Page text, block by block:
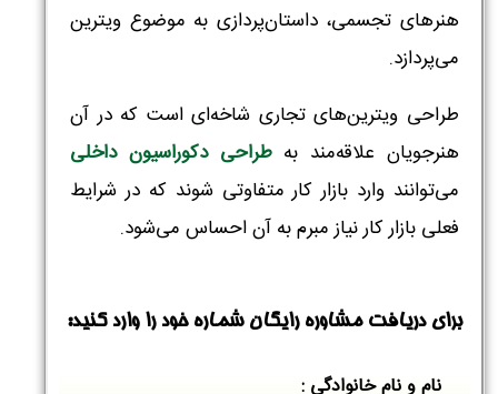
هنرهای تجسمی، داستان‌پردازی به موضوع ویترین
می‌پردازد.
طراحی ویترین‌های تجاری شاخه‌ای است که در آن
هنرجویان علاقه‌مند بهطراحی دکوراسیون داخلی
می‌توانند وارد بازار کار متفاوتی شوند که در شرایط
فعلی بازار کار نیاز مبرم به آن احساس می‌شود.
برای دریافت مشاوره رایگان شماره خود را وارد کنید:
نام و نام خانوادگی :